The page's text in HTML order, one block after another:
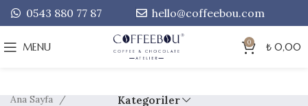
0543 880 77 87 hello@coffeebou.com
MENU 0 ₺ 0,00
Kategoriler
Ana Sayfa